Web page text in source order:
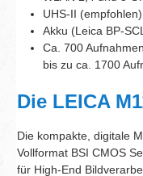
UHS-II
Akku (Leica BP-
Ca. 700
bis zu ca. 1700
Die LEICA
Die kompakte, digitale
Vollformat BSI CMOS
für High-End